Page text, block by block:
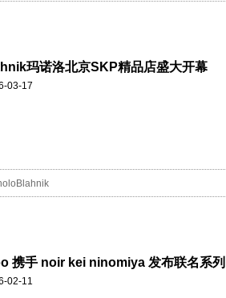
玛诺洛北京SKP精品店盛大开幕
03-17
携手 noir kei ninomiya 发布联名系列
02-11